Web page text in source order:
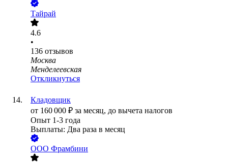
Тайрай
4.6
•
136 отзывов
Москва
Менделеевская
Откликнуться
Кладовщик
от 160 000 ₽ за месяц, до вычета налогов
Опыт 1-3 года
Выплаты: Два раза в месяц
ООО Фрамбини